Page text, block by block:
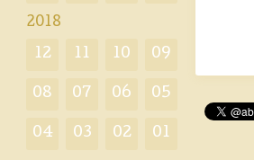
2018
12 11 10 09
08 07 06 05
04 03 02 01